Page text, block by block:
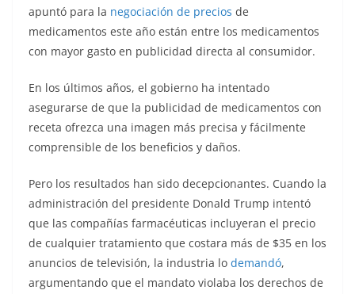
apuntó para la negociación de precios de
medicamentos este año están entre los medicamentos
con mayor gasto en publicidad directa al consumidor.
En los últimos años, el gobierno ha intentado
asegurarse de que la publicidad de medicamentos con
receta ofrezca una imagen más precisa y fácilmente
comprensible de los beneficios y daños.
Pero los resultados han sido decepcionantes. Cuando la
administración del presidente Donald Trump intentó
que las compañías farmacéuticas incluyeran el precio
de cualquier tratamiento que costara más de $35 en los
anuncios de televisión, la industria lo demandó,
argumentando que el mandato violaba los derechos de